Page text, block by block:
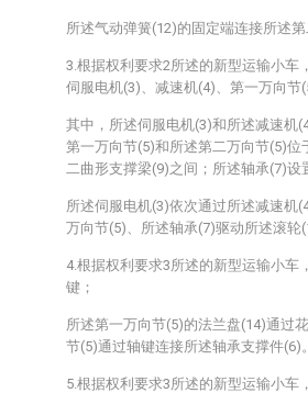
所述气动弹簧(12)的固定端连接所述
3.根据权利要求2所述的新型运输小车
伺服电机(3)、减速机(4)、第一万向节
其中，所述伺服电机(3)和所述减速机
第一万向节(5)和所述第二万向节(5)
二曲形支撑梁(9)之间；所述轴承(7)设
所述伺服电机(3)依次通过所述减速机
万向节(5)、所述轴承(7)驱动所述滚轮
4.根据权利要求3所述的新型运输小车
键；
所述第一万向节(5)的法兰盘(14)通过
节(5)通过轴键连接所述轴承支撑件(6)。
5.根据权利要求3所述的新型运输小车